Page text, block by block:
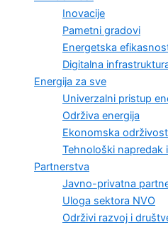
Inovacije
Pametni gradovi
Energetska
Digitalna
Energija za sve
Univerzalni pristup
Održiva energija
Ekonomska
Tehnološki napredak
Partnerstva
Javno-privatna
Uloga sektora NVO
Održivi razvoj i